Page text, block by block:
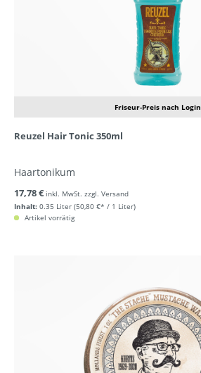
Friseur-Preis nach Login
Reuzel Hair Tonic 350ml
Haartonikum
Inhalt: 0.35 Liter (50,80 €* / 1 Liter)
17,78 € inkl. MwSt. zzgl. Versand
Artikel vorrätig